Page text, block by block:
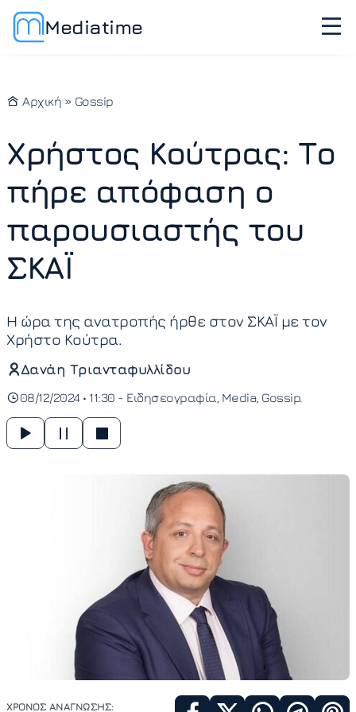
Mediatime
Αρχική » Gossip
Χρήστος Κούτρας: Το
πήρε απόφαση ο
παρουσιαστής του
ΣΚΑΪ
Η ώρα της ανατροπής ήρθε στον ΣΚΑΪ με τον
Χρήστο Κούτρα.
Δανάη Τριανταφυλλίδου
08/12/2024 • 11:30 - Ειδησεογραφία Media Gossip
ΧΡΟΝΟΣ ΑΝΑΓΝΩΣΗΣ: